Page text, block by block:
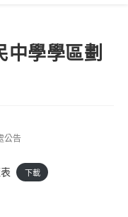
學學區劃
公告
下載